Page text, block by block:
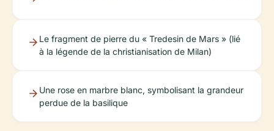
Le fragment de pierre du « Tredesin de Mars » (lié
à la légende de la christianisation de Milan)
Une rose en marbre blanc, symbolisant la grandeur
perdue de la basilique